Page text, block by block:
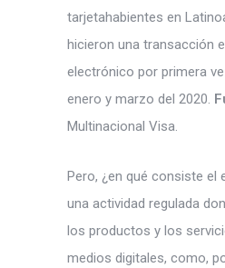
tarjetahabientes en
hicieron una transacción
electrónico por primera
enero y marzo del 2020.
Multinacional Visa.
Pero, ¿en qué consiste el
una actividad regulada
los productos y los
medios digitales, como,